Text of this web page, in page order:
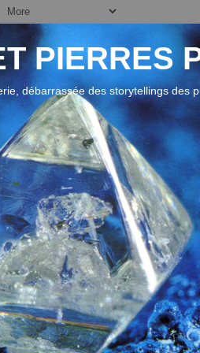
PIERRES
débarrassée des storytellings des